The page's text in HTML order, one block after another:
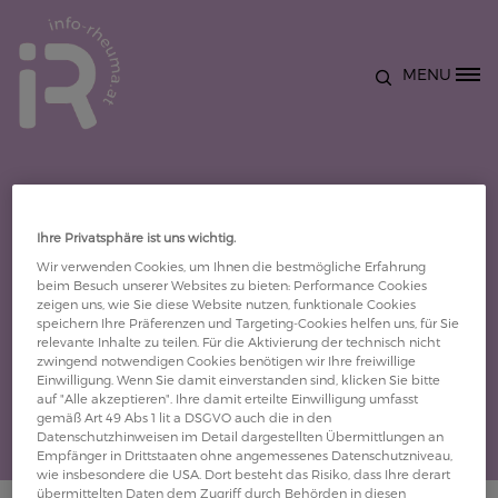
Site Logo MENU
Details
OA Dr. Rene Fallent
Ihre Privatsphäre ist uns wichtig.
Wir verwenden Cookies, um Ihnen die bestmögliche Erfahrung
beim Besuch unserer Websites zu bieten: Performance Cookies
zeigen uns, wie Sie diese Website nutzen, funktionale Cookies
speichern Ihre Präferenzen und Targeting-Cookies helfen uns, für Sie
relevante Inhalte zu teilen. Für die Aktivierung der technisch nicht
zwingend notwendigen Cookies benötigen wir Ihre freiwillige
Einwilligung. Wenn Sie damit einverstanden sind, klicken Sie bitte
auf "Alle akzeptieren". Ihre damit erteilte Einwilligung umfasst
gemäß Art 49 Abs 1 lit a DSGVO auch die in den
Datenschutzhinweisen im Detail dargestellten Übermittlungen an
Empfänger in Drittstaaten ohne angemessenes Datenschutzniveau,
wie insbesondere die USA. Dort besteht das Risiko, dass Ihre derart
übermittelten Daten dem Zugriff durch Behörden in diesen